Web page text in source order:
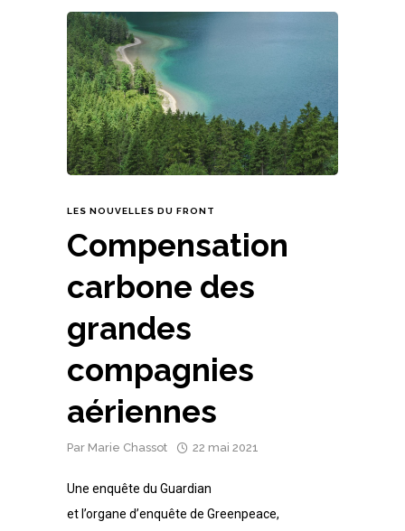
LES NOUVELLES DU FRONT
Compensation
carbone des
grandes
compagnies
aériennes
Par Marie Chassot 22 mai 2021
Une enquête du Guardian
et l’organe d’enquête de Greenpeace,